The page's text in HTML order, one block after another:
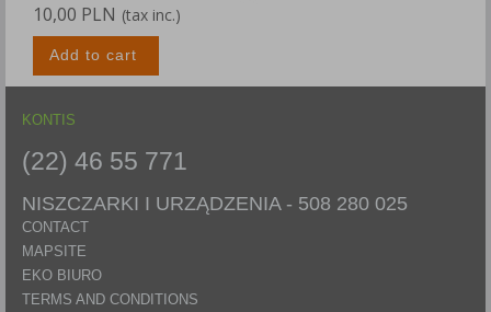
10,00 PLN (tax inc.)
Add to cart
KONTIS
(22) 46 55 771
NISZCZARKI I URZĄDZENIA - 508 280 025
CONTACT
MAPSITE
EKO BIURO
TERMS AND CONDITIONS